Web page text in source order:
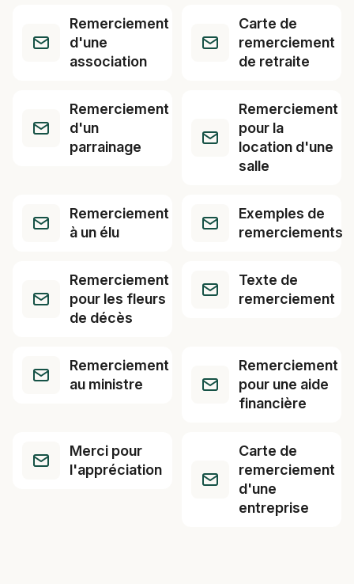
Remerciement
d'une
association
Carte de
remerciement
de retraite
Remerciement
d'un
parrainage
Remerciement
pour la
location d'une
salle
Remerciement
à un élu
Exemples de
remerciements
Remerciement
pour les fleurs
de décès
Texte de
remerciement
Remerciement
au ministre
Remerciement
pour une aide
financière
Merci pour
l'appréciation
Carte de
remerciement
d'une
entreprise